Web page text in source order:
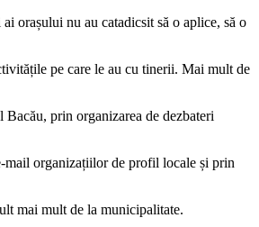
orașului nu au catadicsit să o aplice, să o
pe care le au cu tinerii. Mai mult de
prin organizarea de dezbateri
mail organizațiilor de profil locale și prin
mai mult de la municipalitate.